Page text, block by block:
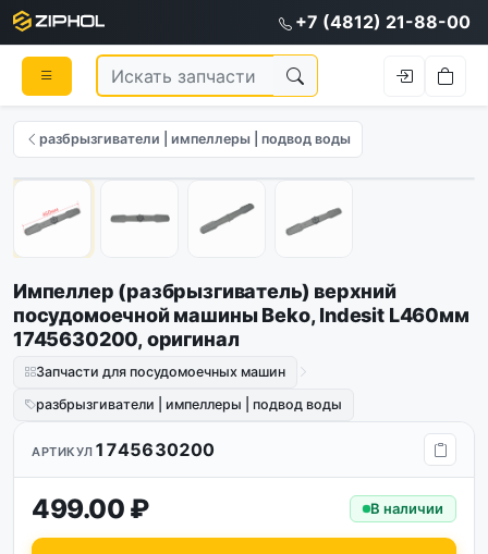
+7 (4812) 21-88-00
разбрызгиватели | импеллеры | подвод воды
Оригинал
Импеллер (разбрызгиватель) верхний
посудомоечной машины Beko, Indesit L460мм
1745630200, оригинал
Запчасти для посудомоечных машин
разбрызгиватели | импеллеры | подвод воды
АРТИКУЛ 1745630200
499.00 ₽ В наличии